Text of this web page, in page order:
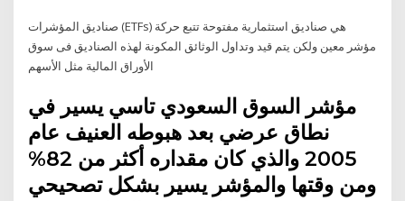
صناديق المؤشرات (ETFs) هي صناديق استثمارية مفتوحة تتبع حركة
مؤشر معين ولكن يتم قيد وتداول الوثائق المكونة لهذه الصناديق فى سوق
مؤشر السوق السعودي تاسي يسير في
نطاق عرضي بعد هبوطه العنيف عام
2005 والذي كان مقداره أكثر من 82%
ومن وقتها والمؤشر يسير بشكل تصحيحي